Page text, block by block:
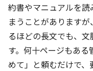
約書やマニュアルを
まうことがあります
るほどの長文でも、
す。何十ページもあ
めて」と頼むだけで、